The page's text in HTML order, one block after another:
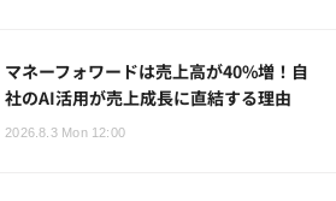
マネーフォワードは売上高が40%増！自
社のAI活用が売上成長に直結する理由
2026.8.3 Mon 12:00